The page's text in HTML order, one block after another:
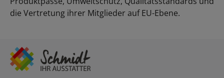
die Vertretung ihrer Mitglieder auf EU-Ebene.